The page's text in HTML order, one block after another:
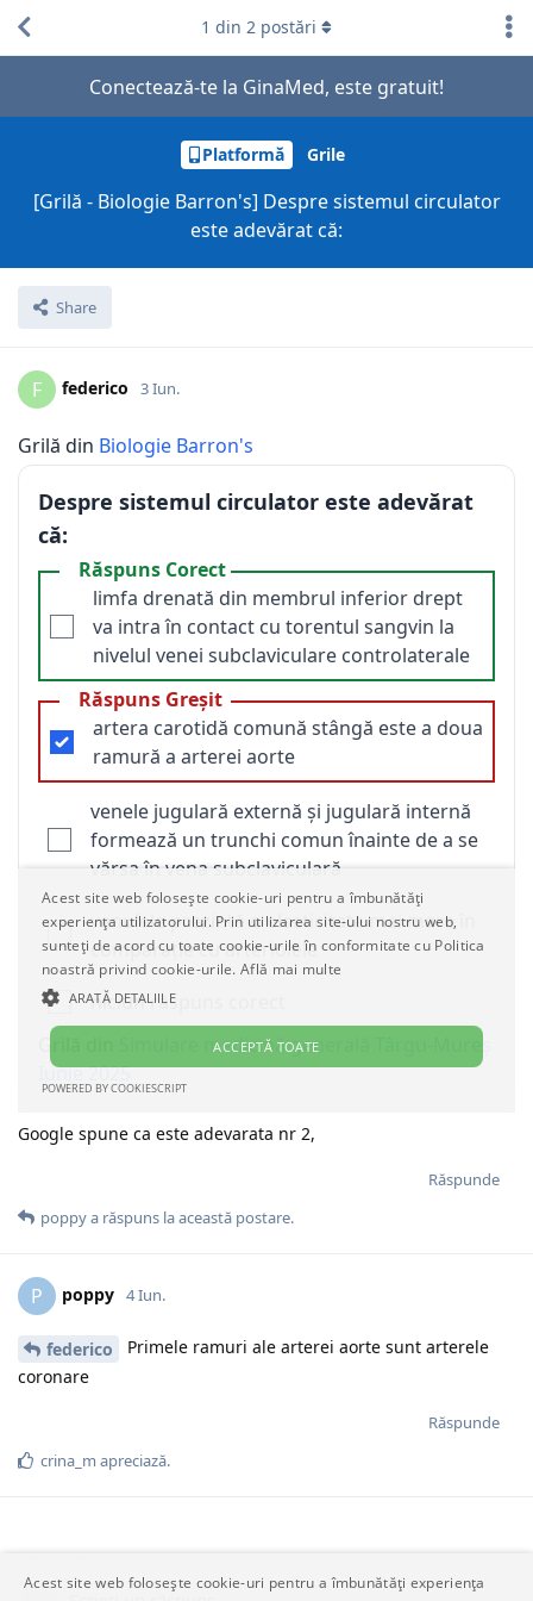
Conectează-te la GinaMed, este gratuit!
Platformă Grile
[Grilă - Biologie Barron's] Despre sistemul circulator
este adevărat că:
Share
1 din 2 postări
F federico 3 Iun.
Google spune ca este adevarata nr 2,
Răspunde
poppya răspuns la această postare.
P poppy 4 Iun.
federico
Primele ramuri ale arterei aorte sunt arterele
coronare
Răspunde
crina_m apreciază.
Acest site web folosește cookie-uri pentru a îmbunătăți experiența